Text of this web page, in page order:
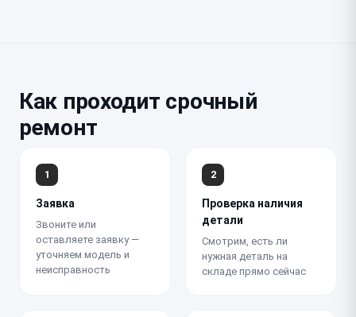
Как проходит срочный
ремонт
1
Заявка
Звоните или
оставляете заявку —
уточняем модель и
неисправность
2
Проверка наличия
детали
Смотрим, есть ли
нужная деталь на
складе прямо сейчас